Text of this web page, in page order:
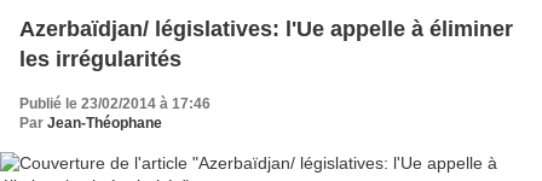
Azerbaïdjan/ législatives: l'Ue appelle à éliminer
les irrégularités
Publié le 23/02/2014 à 17:46
Par Jean-Théophane